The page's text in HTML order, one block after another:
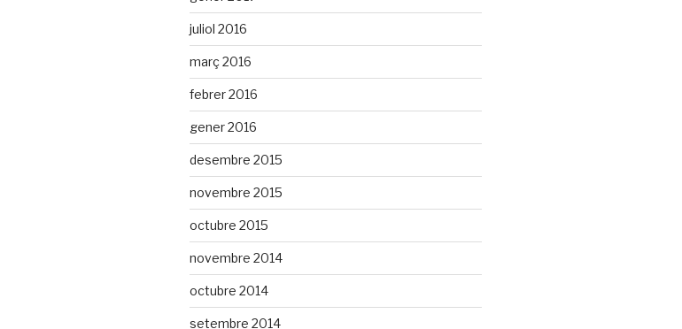
juliol 2016
març 2016
febrer 2016
gener 2016
desembre 2015
novembre 2015
octubre 2015
novembre 2014
octubre 2014
setembre 2014